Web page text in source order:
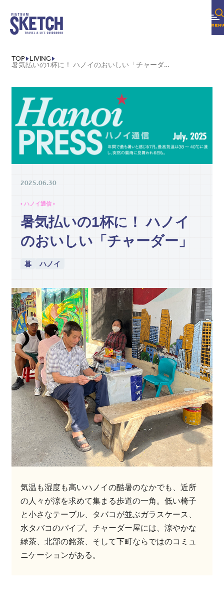
TOP LIVING
暑気払いの1杯に！ ハノイのおいしい「チャーダー」
2025.06.30
• ハノイ通信 •
暑気払いの1杯に！ ハノイ
のおいしい「チャーダー」
暮 ハノイ
気温も湿度も高いハノイの酷暑のなかでも、近所
の人々が涼を求めて集まる歩道の一角。低い椅子
と小さなテーブル、タバコが並ぶガラスケース、
水タバコのパイプ。チャーダー屋には、涼やかな
緑茶、北部の銘茶、そして下町ならではのコミュ
ニケーションがある。